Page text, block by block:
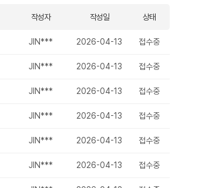
작성자 작성일 상태
JIN*** 2026-04-13 접수중
JIN*** 2026-04-13 접수중
JIN*** 2026-04-13 접수중
JIN*** 2026-04-13 접수중
JIN*** 2026-04-13 접수중
JIN*** 2026-04-13 접수중